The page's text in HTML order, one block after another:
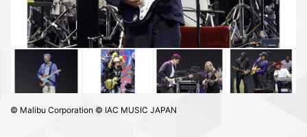
© Malibu Corporation © IAC MUSIC JAPAN